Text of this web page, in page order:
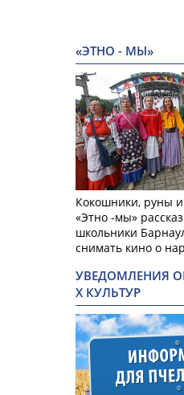
«ЭТНО - МЫ»
Кокошники, руны и
«Этно -мы»
школьники
снимать кино о
УВЕДОМЛЕНИЯ
Х КУЛЬТУР